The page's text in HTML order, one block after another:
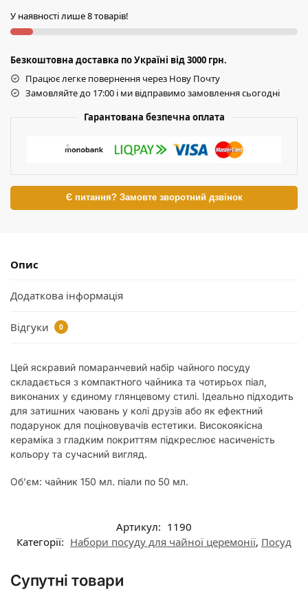
У наявності лише 8 товарів!
Безкоштовна доставка по Україні від 3000 грн.
Працює легке повернення через Нову Почту
Замовляйте до 17:00 і ми відправимо замовлення сьогодні
Гарантована безпечна оплата
Є питання? Замовте зворотний дзвінок
Опис
Додаткова інформація
Відгуки 0
Цей яскравий помаранчевий набір чайного посуду
складається з компактного чайника та чотирьох піал,
виконаних у єдиному глянцевому стилі. Ідеально підходить
для затишних чаювань у колі друзів або як ефектний
подарунок для поціновувачів естетики. Високоякісна
кераміка з гладким покриттям підкреслює насиченість
кольору та сучасний вигляд.
Об’єм: чайник 150 мл. піали по 50 мл.
Артикул: 1190
Категорії: Набори посуду для чайної церемонії, Посуд
Супутні товари